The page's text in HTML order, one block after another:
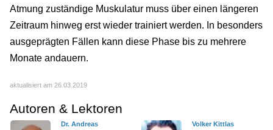
Atmung zuständige Muskulatur muss über einen längeren
Zeitraum hinweg erst wieder trainiert werden. In besonders
ausgeprägten Fällen kann diese Phase bis zu mehrere
Monate andauern.
aktualisiert am 26.03.2019
Autoren & Lektoren
Dr. Andreas
Volker Kittlas